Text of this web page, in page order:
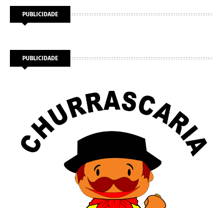
PUBLICIDADE
PUBLICIDADE